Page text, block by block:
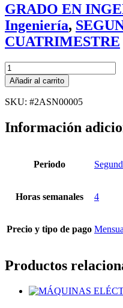
GRADO EN
Ingeniería,
CUATRIMESTRE
MATEMÁTICAS
II
cantidad
Añadir al carrito
SKU: #2ASN00005
Información
Periodo
Horas semanales 4
Precio y tipo de pago
Productos